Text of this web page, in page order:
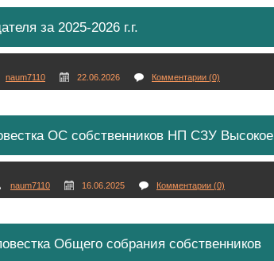
за 2025-2026 г.г.
naum7110 22.06.2026 Комментарии (0)
ОС собственников НП СЗУ Высокое
naum7110 16.06.2025 Комментарии (0)
Общего собрания собственников